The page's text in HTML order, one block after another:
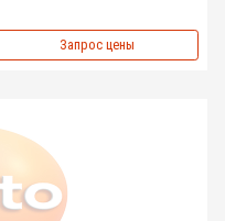
Запрос цены